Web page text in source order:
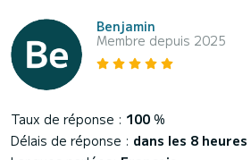
Benjamin
Membre depuis 2025
Taux de réponse : 100 %
Délais de réponse : dans les 8 heures